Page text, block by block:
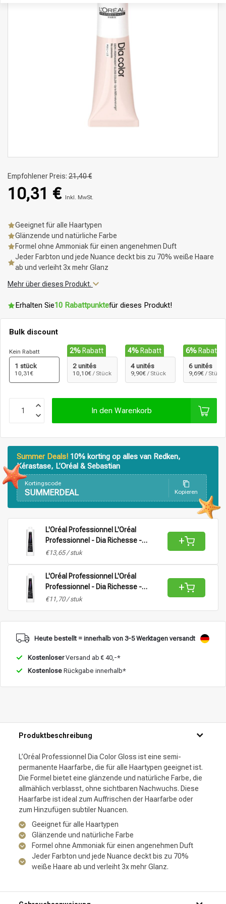
Stylingprodukte Haarfärbung
Empfohlener Preis: 21,40 €
10,31 € Inkl. MwSt.
Geeignet für alle Haartypen
Glänzende und natürliche Farbe
Formel ohne Ammoniak für einen angenehmen Duft
Jeder Farbton und jede Nuance deckt bis zu 70% weiße Haare
ab und verleiht 3x mehr Glanz
Mehr über dieses Produkt.
Erhalten Sie10 Rabattpunktefür dieses Produkt!
Bulk discount
Kein Rabatt
1 stück
10,31€
2% Rabatt
2 unités
10,10€ / Stück
4% Rabatt
4 unités
9,90€ / Stück
6% Rabatt
6 unités
9,69€ / Stück
In den Warenkorb
Summer Deals! 10% korting op alles van Redken,
Kérastase, L’Oréal & Sebastian
Kortingscode
SUMMERDEAL Kopieren
L'Oréal Professionnel L'Oréal
Professionnel - Dia Richesse -
Aktivator Vol 9 (2,7%) |
1L
€13,65 / stuk
+
L'Oréal Professionnel L'Oréal
Professionnel - Dia Richesse -
Aktivator Vol 15 (4,5%) |
€11,70 / stuk
+
Heute bestellt = innerhalb von 3-5 Werktagen versandt
KostenloserVersand ab € 40,-*
Kostenlose Rückgabe innerhalb*
Produktbeschreibung
L’Oréal Professionnel Dia Color Gloss ist eine semi-
permanente Haarfarbe, die für alle Haartypen geeignet ist.
Die Formel bietet eine glänzende und natürliche Farbe, die
allmählich verblasst, ohne sichtbaren Nachwuchs. Diese
Haarfarbe ist ideal zum Auffrischen der Haarfarbe oder
zum Hinzufügen subtiler Nuancen.
Geeignet für alle Haartypen
Glänzende und natürliche Farbe
Formel ohne Ammoniak für einen angenehmen Duft
Jeder Farbton und jede Nuance deckt bis zu 70%
weiße Haare ab und verleiht 3x mehr Glanz.